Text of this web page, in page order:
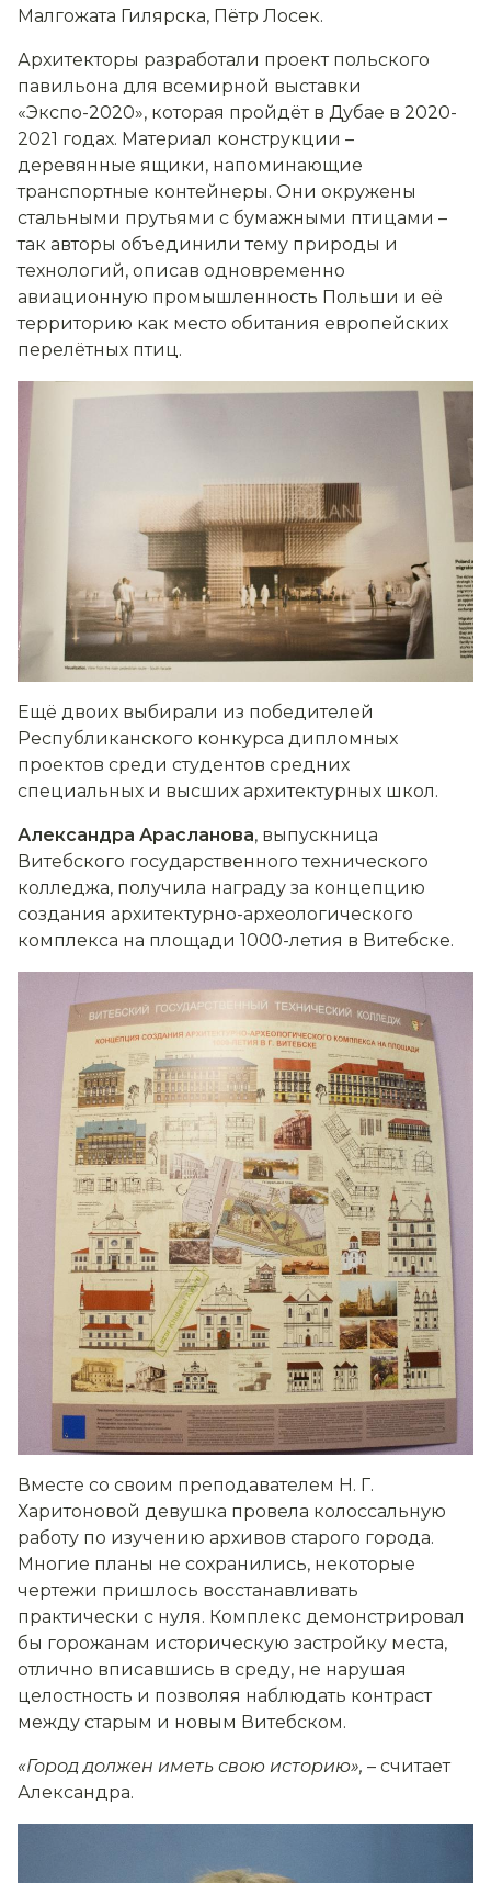
Малгожата Гилярска, Пётр Лосек.
Архитекторы разработали проект польского
павильона для всемирной выставки
«Экспо-2020», которая пройдёт в Дубае в 2020-
2021 годах. Материал конструкции –
деревянные ящики, напоминающие
транспортные контейнеры. Они окружены
стальными прутьями с бумажными птицами –
так авторы объединили тему природы и
технологий, описав одновременно
авиационную промышленность Польши и её
территорию как место обитания европейских
перелётных птиц.
Ещё двоих выбирали из победителей
Республиканского конкурса дипломных
проектов среди студентов средних
специальных и высших архитектурных школ.
Александра Арасланова, выпускница
Витебского государственного технического
колледжа, получила награду за концепцию
создания архитектурно-археологического
комплекса на площади 1000-летия в Витебске.
Вместе со своим преподавателем Н. Г.
Харитоновой девушка провела колоссальную
работу по изучению архивов старого города.
Многие планы не сохранились, некоторые
чертежи пришлось восстанавливать
практически с нуля. Комплекс демонстрировал
бы горожанам историческую застройку места,
отлично вписавшись в среду, не нарушая
целостность и позволяя наблюдать контраст
между старым и новым Витебском.
«Город должен иметь свою историю», – считает
Александра.